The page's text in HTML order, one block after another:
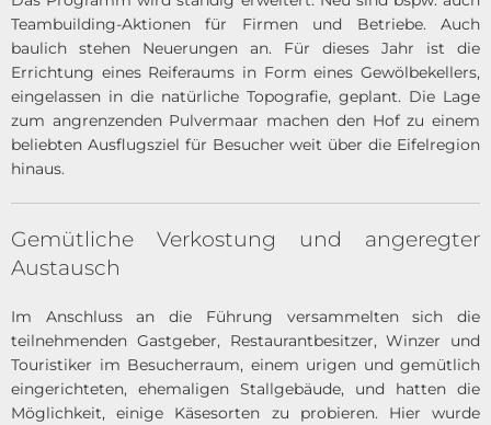
Teambuilding-Aktionen für Firmen und Betriebe. Auch
baulich stehen Neuerungen an. Für dieses Jahr ist die
Errichtung eines Reiferaums in Form eines Gewölbekellers,
eingelassen in die natürliche Topografie, geplant. Die Lage
zum angrenzenden Pulvermaar machen den Hof zu einem
beliebten Ausflugsziel für Besucher weit über die Eifelregion
hinaus.
Gemütliche Verkostung und angeregter
Austausch
Im Anschluss an die Führung versammelten sich die
teilnehmenden Gastgeber, Restaurantbesitzer, Winzer und
Touristiker im Besucherraum, einem urigen und gemütlich
eingerichteten, ehemaligen Stallgebäude, und hatten die
Möglichkeit, einige Käsesorten zu probieren. Hier wurde